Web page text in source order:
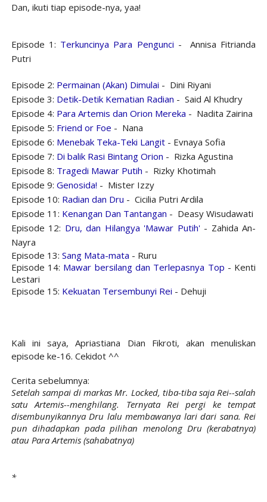
Dan, ikuti tiap episode-nya, yaa!
Episode 1: Terkuncinya Para Pengunci - Annisa Fitrianda
Putri
Episode 2: Permainan (Akan) Dimulai - Dini Riyani
Episode 3: Detik-Detik Kematian Radian - Said Al Khudry
Episode 4: Para Artemis dan Orion Mereka - Nadita Zairina
Episode 5: Friend or Foe - Nana
Episode 6: Menebak Teka-Teki Langit- Evnaya Sofia
Episode 7: Di balik Rasi Bintang Orion - Rizka Agustina
Episode 8: Tragedi Mawar Putih - Rizky Khotimah
Episode 9: Genosida! - Mister Izzy
Episode 10: Radian dan Dru - Cicilia Putri Ardila
Episode 11: Kenangan Dan Tantangan - Deasy Wisudawati
Episode 12: Dru, dan Hilangya 'Mawar Putih'- Zahida An-
Nayra
Episode 13: Sang Mata-mata - Ruru
Episode 14: Mawar bersilang dan Terlepasnya Top - Kenti
Lestari
Episode 15: Kekuatan Tersembunyi Rei - Dehuji
Kali ini saya, Apriastiana Dian Fikroti, akan menuliskan
episode ke-16. Cekidot ^^
Cerita sebelumnya:
Setelah sampai di markas Mr. Locked, tiba-tiba saja Rei--salah
satu Artemis--menghilang. Ternyata Rei pergi ke tempat
disembunyikannya Dru lalu membawanya lari dari sana. Rei
pun dihadapkan pada pilihan menolong Dru (kerabatnya)
atau Para Artemis (sahabatnya)
*